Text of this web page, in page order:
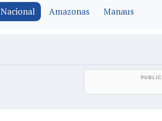
Nacional Amazonas Manaus